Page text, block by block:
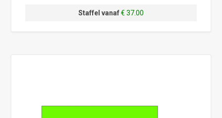
Staffel vanaf€ 37.00